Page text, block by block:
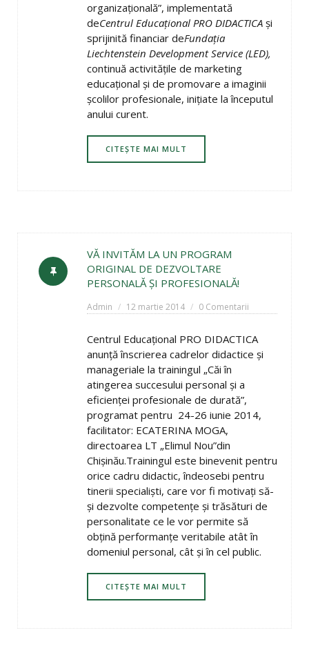
organizaţională”, implementată
deCentrul Educaţional PRO DIDACTICA şi
sprijinită financiar deFundaţia
Liechtenstein Development Service (LED),
continuă activităţile de marketing
educaţional şi de promovare a imaginii
şcolilor profesionale, iniţiate la începutul
anului curent.
CITEȘTE MAI MULT
VĂ INVITĂM LA UN PROGRAM
ORIGINAL DE DEZVOLTARE
PERSONALĂ ŞI PROFESIONALĂ!
Admin 12 martie 2014 0 Comentarii
Centrul Educaţional PRO DIDACTICA
anunţă înscrierea cadrelor didactice şi
manageriale la trainingul „Căi în
atingerea succesului personal şi a
eficienţei profesionale de durată”,
programat pentru 24-26 iunie 2014,
facilitator: ECATERINA MOGA,
directoarea LT „Elimul Nou”din
Chişinău.Trainingul este binevenit pentru
orice cadru didactic, îndeosebi pentru
tinerii specialişti, care vor fi motivaţi să-
şi dezvolte competenţe şi trăsături de
personalitate ce le vor permite să
obţină performanţe veritabile atât în
domeniul personal, cât şi în cel public.
CITEȘTE MAI MULT